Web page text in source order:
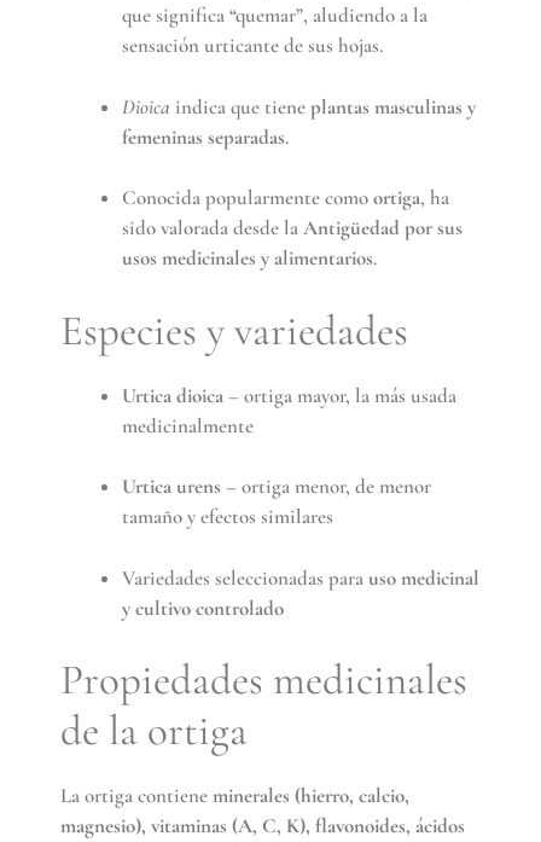
que significa “quemar”, aludiendo a la
sensación urticante de sus hojas.
Dioica indica que tieneplantas masculinas y
femeninas separadas.
Conocida popularmente comoortiga, ha
sido valorada desde laAntigüedad por sus
usos medicinales y alimentarios.
Especies y variedades
Urtica dioica– ortiga mayor, la más usada
medicinalmente
Urtica urens – ortiga menor, de menor
tamaño y efectos similares
Variedades seleccionadas parauso medicinal
y cultivo controlado
Propiedades medicinales
de la ortiga
La ortiga contieneminerales (hierro, calcio,
magnesio), vitaminas (A, C, K), flavonoides, ácidos